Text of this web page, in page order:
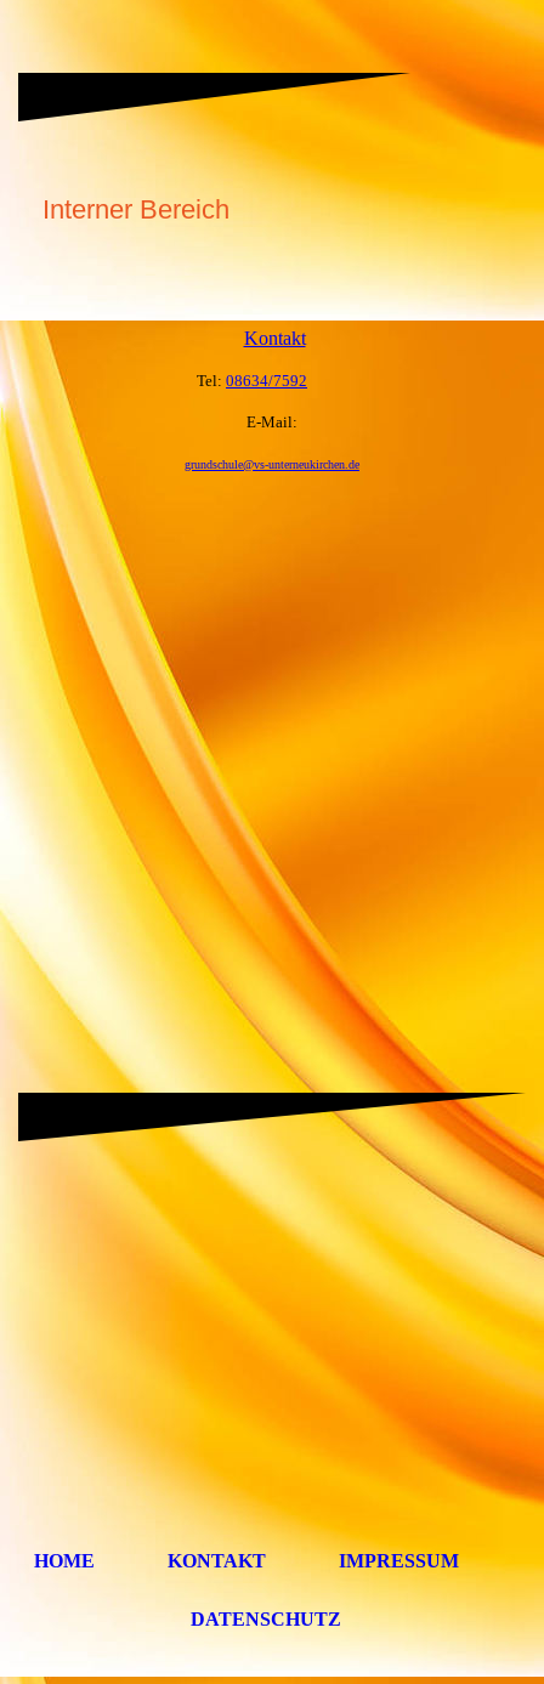
Interner Bereich
Kontakt
Tel: 08634/7592
E-Mail:
grundschule@vs-unterneukirchen.de
HOME KONTAKT IMPRESSUM
DATENSCHUTZ